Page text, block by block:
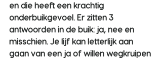
en die heeft een krachtig
onderbuikgevoel. Er zitten 3
antwoorden in de buik: ja, nee en
misschien. Je lijf kan letterlijk aan
gaan van een ja of willen wegkruipen